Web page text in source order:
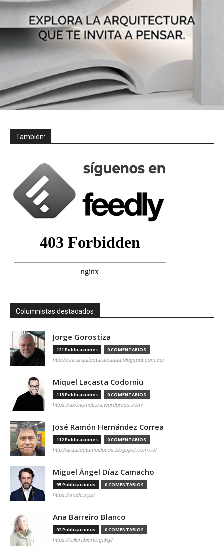
También:
Columnistas destacados
Jorge Gorostiza
121 Publicaciones 0 COMENTARIOS
http://cinearquitecturaciudad.blogspot.com.es/
Miquel Lacasta Codorniu
113 Publicaciones 0 COMENTARIOS
https://axonometrica.wordpress.com/
José Ramón Hernández Correa
112 Publicaciones 0 COMENTARIOS
http://arquitectamoslocos.blogspot.com.es/
Miguel Ángel Díaz Camacho
95 Publicaciones 0 COMENTARIOS
https://madc.xyz/
Ana Barreiro Blanco
92 Publicaciones 0 COMENTARIOS
https://tallerabierto.gal/gl/